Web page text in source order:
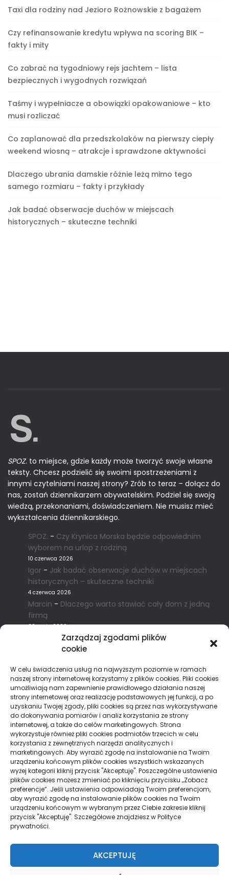
Zarządzaj zgodami plików
cookie
W celu świadczenia usług na najwyższym poziomie w ramach
naszej strony internetowej korzystamy z plików cookies. Pliki cookies
umożliwiają nam zapewnienie prawidłowego działania naszej
strony internetowej oraz realizację podstawowych jej funkcji, a po
uzyskaniu Twojej zgody, pliki cookies są przez nas wykorzystywane
do dokonywania pomiarów i analiz korzystania ze strony
internetowej, a także do celów marketingowych. Strona
wykorzystuje również pliki cookies podmiotów trzecich w celu
korzystania z zewnętrznych narzędzi analitycznych i
marketingowych. Aby wyrazić zgodę na instalowanie na Twoim
urządzeniu końcowym plików cookies wszystkich wskazanych
wyżej kategorii kliknij przycisk "Akceptuję". Poszczególne ustawienia
plików cookies możesz zmieniać po kliknięciu przycisku „Zobacz
preferencje”. Jeśli ustawienia odpowiadają Twoim preferencjom,
aby wyrazić zgodę na instalowanie plików cookies na Twoim
urządzeniu końcowym w wybranym przez Ciebie zakresie kliknij
przycisk "Akceptuję". Szczegółowe znajdziesz w Polityce
prywatności.
AKCEPTUJĘ
Taxi dla rodziny nad Jezioro Rożnowskie z bagażem
Czy refinansowanie kredytu wpływa na scoring BIK –
fakty i mity
Co zabrać na tygodniowy rejs jachtem – lista
bezpiecznych i wygodnych rozwiązań
Taśmy i wypełniacze a obowiązki opakowaniowe – kto
musi rozliczać
Co zaplanować dla przedszkolaków na pierwszy ciepły
weekend wiosną – atrakcje i sprawdzone aktywności
Dlaczego ubrania damskie różnie leżą mimo tego
samego rozmiaru – fakty i przykłady
Jak badać obserwacje duchów w miejscach
historycznych – skuteczne techniki
SPOZ. to miejsce, gdzie każdy może tworzyć swoje własne
teksty. Chcesz podzielić się swoimi spostrzeżeniami z
innymi czytelniami naszej strony? Zrób to teraz – dołącz do
nas, zostań dziennikarzem obywatelskim. Podziel się swoją
wiedzą, przekonaniami, doświadczeniem. Nie musisz mieć
wykształcenia dziennikarskiego.
SPOZ. - Czy Krynica Morska będzie odpowiednim
wyborem na urlop z rodziną
10 czerwca 2026
Igor - Jak badać obserwacje duchów w miejscach
historycznych – skuteczne techniki
4 czerwca 2026
Marcin - Dlaczego warto stawiać cały dom z jedną
firmą
22 maja 2026
alkohol aperol biznes dentysta filmy
finanse
hipoteka
kino konferencje koronawirus
kredyt
maski
moda pieniądze pogrzeb zeby
Strony
Polityka Prywatności
Działy
Budownictwo, Przemysł